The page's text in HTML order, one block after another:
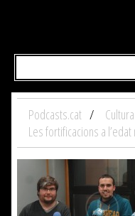
Podcasts.cat Cultura
Les fortificacions a